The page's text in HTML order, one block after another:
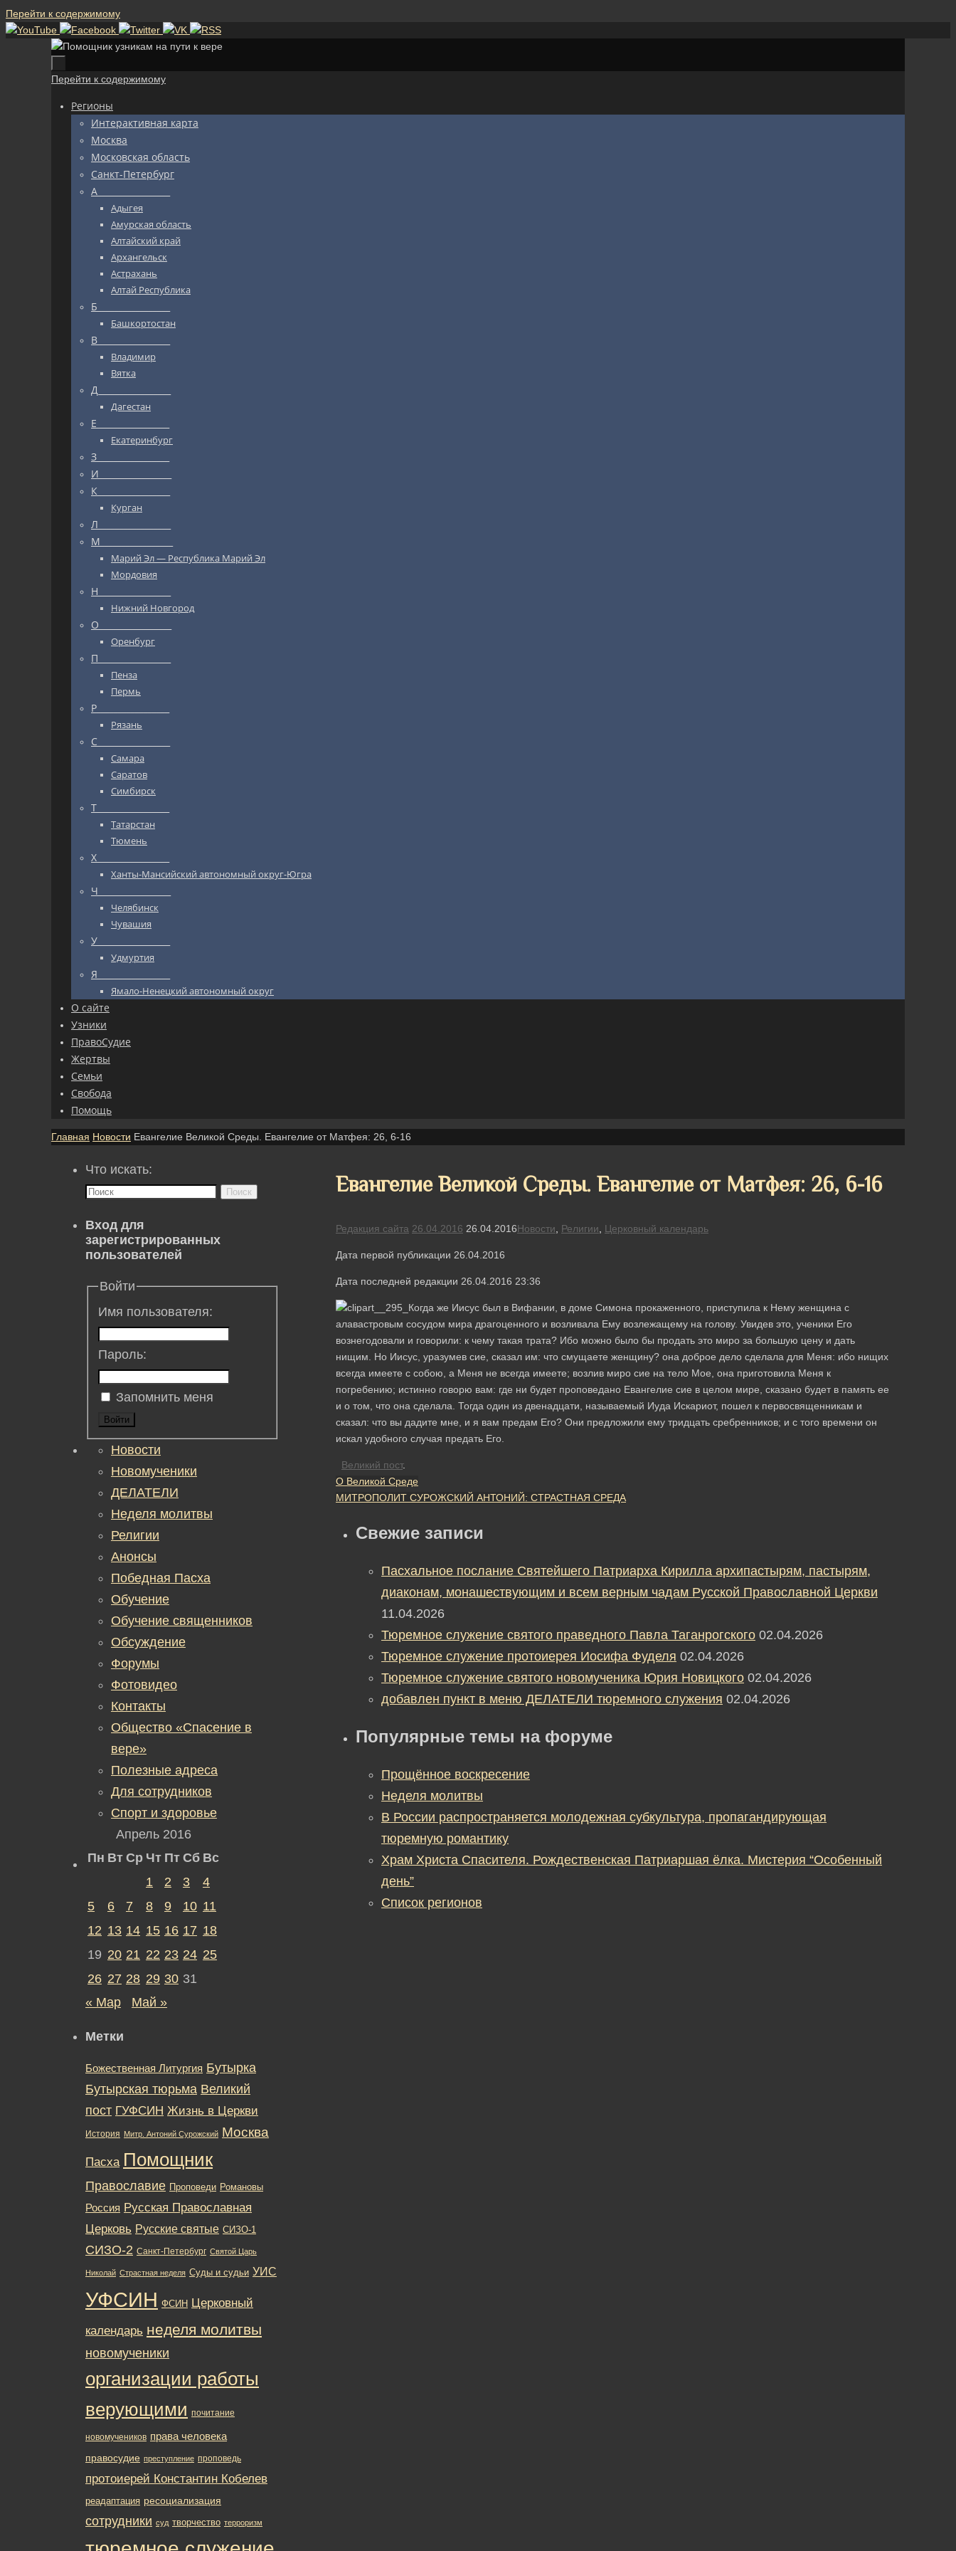
Перейти к содержимому
Перейти к содержимому
Регионы
Интерактивная карта
Москва
Московская область
Санкт-Петербург
А_________________
Адыгея
Амурская область
Алтайский край
Архангельск
Астрахань
Алтай Республика
Б_________________
Башкортостан
В_________________
Владимир
Вятка
Д_________________
Дагестан
Е_________________
Екатеринбург
З_________________
И_________________
К_________________
Курган
Л_________________
М_________________
Марий Эл — Республика Марий Эл
Мордовия
Н_________________
Нижний Новгород
О_________________
Оренбург
П_________________
Пенза
Пермь
Р_________________
Рязань
С_________________
Самара
Саратов
Симбирск
Т_________________
Татарстан
Тюмень
Х_________________
Ханты-Мансийский автономный округ-Югра
Ч_________________
Челябинск
Чувашия
У_________________
Удмуртия
Я_________________
Ямало-Ненецкий автономный округ
О сайте
Узники
ПравоСудие
Жертвы
Семьи
Свобода
Помощь
Главная Новости Евангелие Великой Среды. Евангелие от Матфея: 26, 6-16
Евангелие Великой Среды. Евангелие от Матфея: 26, 6-16
Редакция сайта 26.04.2016 26.04.2016Новости Религии Церковный календарь
Дата первой публикации 26.04.2016
Дата последней редакции 26.04.2016 23:36
Когда же Иисус был в Вифании, в доме Симона прокаженного, приступила к Нему женщина с
алавастровым сосудом мира драгоценного и возливала Ему возлежащему на голову. Увидев это, ученики Его
вознегодовали и говорили: к чему такая трата? Ибо можно было бы продать это миро за большую цену и дать
нищим. Но Иисус, уразумев сие, сказал им: что смущаете женщину? она доброе дело сделала для Меня: ибо нищих
всегда имеете с собою, а Меня не всегда имеете; возлив миро сие на тело Мое, она приготовила Меня к
погребению; истинно говорю вам: где ни будет проповедано Евангелие сие в целом мире, сказано будет в память ее
и о том, что она сделала. Тогда один из двенадцати, называемый Иуда Искариот, пошел к первосвященникам и
сказал: что вы дадите мне, и я вам предам Его? Они предложили ему тридцать сребренников; и с того времени он
искал удобного случая предать Его.
Великий пост.
О Великой Среде
МИТРОПОЛИТ СУРОЖСКИЙ АНТОНИЙ: СТРАСТНАЯ СРЕДА
Свежие записи
Пасхальное послание Святейшего Патриарха Кирилла архипастырям, пастырям,
диаконам, монашествующим и всем верным чадам Русской Православной Церкви
11.04.2026
Тюремное служение святого праведного Павла Таганрогского 02.04.2026
Тюремное служение протоиерея Иосифа Фуделя 02.04.2026
Тюремное служение святого новомученика Юрия Новицкого 02.04.2026
добавлен пункт в меню ДЕЛАТЕЛИ тюремного служения 02.04.2026
Популярные темы на форуме
Прощённое воскресение
Неделя молитвы
В России распространяется молодежная субкультура, пропагандирующая
тюремную романтику
Храм Христа Спасителя. Рождественская Патриаршая ёлка. Мистерия “Особенный
день”
Список регионов
Что искать:
Поиск
Вход для
зарегистрированных
пользователей
Войти
Имя пользователя:
Пароль:
Запомнить меня
Войти
Новости
Новомученики
ДЕЛАТЕЛИ
Неделя молитвы
Религии
Анонсы
Победная Пасха
Обучение
Обучение священников
Обсуждение
Форумы
Фотовидео
Контакты
Общество «Спасение в
вере»
Полезные адреса
Для сотрудников
Спорт и здоровье
Апрель 2016
Пн Вт Ср Чт Пт Сб Вс
1
2 3
4
5
6 7 8 9 10 11
12 13 14 15 16 17 18
19 20 21 22 23 24 25
26 27 28 29 30 31
« Мар
Май »
Метки
Божественная Литургия Бутырка
Бутырская тюрьма Великий
пост ГУФСИН Жизнь в Церкви
История Митр. Антоний Сурожский Москва
Пасха Помощник
Православие Проповеди Романовы
Россия Русская Православная
Церковь Русские святые СИЗО-1
СИЗО-2 Санкт-Петербург Святой Царь
Николай Страстная неделя Суды и судьи УИС
УФСИН ФСИН Церковный
календарь неделя молитвы
новомученики
организации работы
верующими почитание
новомучеников права человека
правосудие преступление проповедь
протоиерей Константин Кобелев
реадаптация ресоциализация
сотрудники суд творчество терроризм